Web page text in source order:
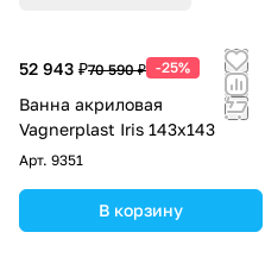
52 943 ₽70 590 ₽ -25%
Ванна акриловая
Vagnerplast Iris 143х143
Арт. 9351
В корзину